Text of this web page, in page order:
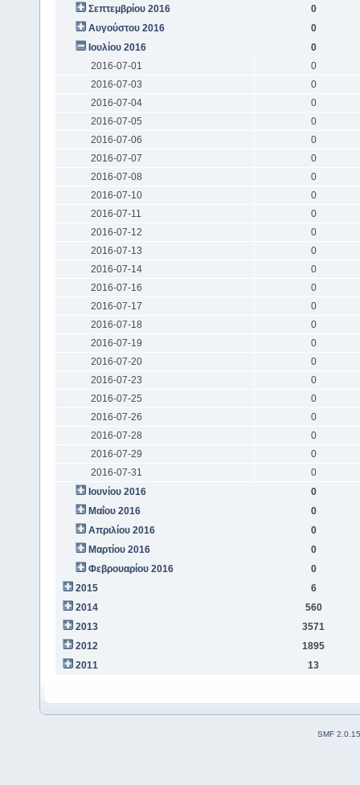
Σεπτεμβρίου 2016
0
Αυγούστου 2016
0
Ιουλίου 2016
0
2016-07-01
0
2016-07-03
0
2016-07-04
0
2016-07-05
0
2016-07-06
0
2016-07-07
0
2016-07-08
0
2016-07-10
0
2016-07-11
0
2016-07-12
0
2016-07-13
0
2016-07-14
0
2016-07-16
0
2016-07-17
0
2016-07-18
0
2016-07-19
0
2016-07-20
0
2016-07-23
0
2016-07-25
0
2016-07-26
0
2016-07-28
0
2016-07-29
0
2016-07-31
0
Ιουνίου 2016
0
Μαΐου 2016
0
Απριλίου 2016
0
Μαρτίου 2016
0
Φεβρουαρίου 2016
0
2015
6
2014
560
2013
3571
2012
1895
2011
13
SMF 2.0.15